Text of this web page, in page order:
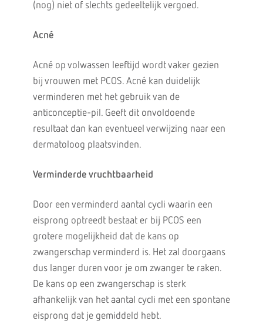
(nog) niet of slechts gedeeltelijk vergoed.
Acné
Acné op volwassen leeftijd wordt vaker gezien
bij vrouwen met PCOS. Acné kan duidelijk
verminderen met het gebruik van de
anticonceptie-pil. Geeft dit onvoldoende
resultaat dan kan eventueel verwijzing naar een
dermatoloog plaatsvinden.
Verminderde vruchtbaarheid
Door een verminderd aantal cycli waarin een
eisprong optreedt bestaat er bij PCOS een
grotere mogelijkheid dat de kans op
zwangerschap verminderd is. Het zal doorgaans
dus langer duren voor je om zwanger te raken.
De kans op een zwangerschap is sterk
afhankelijk van het aantal cycli met een spontane
eisprong dat je gemiddeld hebt.